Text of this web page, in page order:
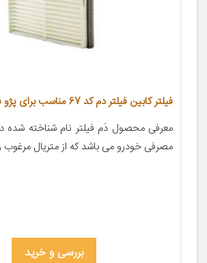
فیلتر کابین فیلتر دم کد 67 مناسب برای پژو 405
معرفی محصول دَم فیلتر نام شناخته
مصرفی خودرو می باشد که از متریال مرغوب
بررسی و خرید